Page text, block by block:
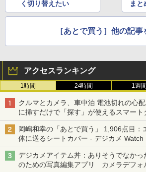
く切り替えたい
まと
［あとで買う］他の記事
アクセスランキング
1時間 24時間 1週間
クルマとカメラ、車中泊 電池切れの心
に挿すだけで「探す」が使えるスマー
岡嶋和幸の「あとで買う」 1,906点目：
体に送るシートカバー - デジカメ Watch
デジカメアイテム丼：ありそうでなかっ
のための写真編集アプリ カメラデフォ